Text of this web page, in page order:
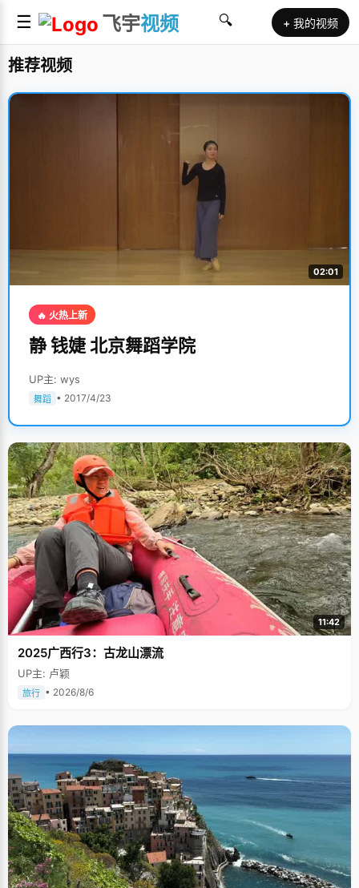
☰ 飞宇视频 🔍 + 我的视频
推荐视频
02:01
🔥 火热上新
静 钱婕 北京舞蹈学院
UP主: wys
舞蹈 • 2017/4/23
11:42
2025广西行3：古龙山漂流
UP主: 卢颖
旅行 • 2026/8/6